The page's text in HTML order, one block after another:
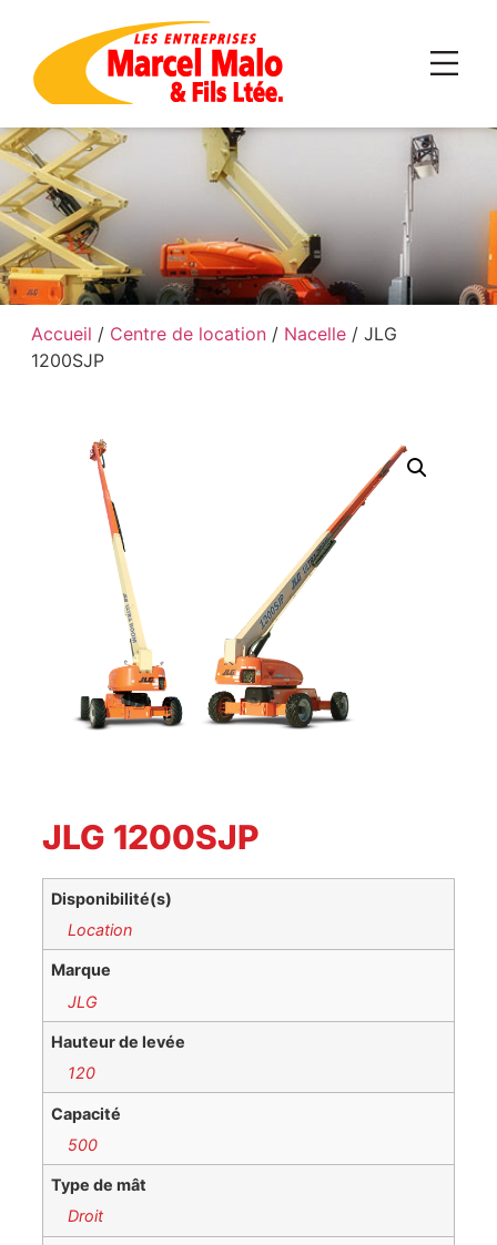
Accueil / Centre de location/ Nacelle/ JLG
1200SJP
JLG 1200SJP
Disponibilité(s)
Location
Marque
JLG
Hauteur de levée
120
Capacité
500
Type de mât
Droit